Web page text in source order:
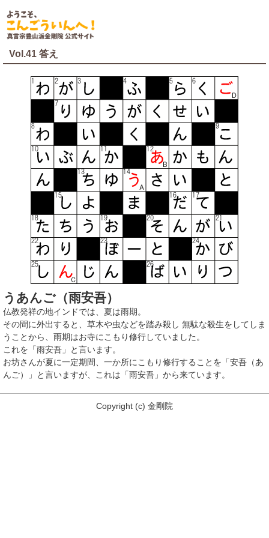
Vol.41 答え
うあんご（雨安吾）
仏教発祥の地インドでは、夏は雨期。
その間に外出すると、草木や虫などを踏み殺し 無駄な殺生をしてしま
うことから、雨期はお寺にこもり修行していました。
これを「雨安吾」と言います。
お坊さんが夏に一定期間、一か所にこもり修行することを「安吾（あ
んご）」と言いますが、これは「雨安吾」から来ています。
Copyright (c) 金剛院